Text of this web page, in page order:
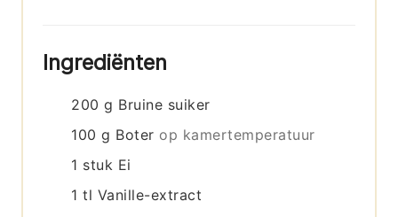
Ingrediënten
200 g Bruine suiker
100 g Boter op kamertemperatuur
1 stuk Ei
1 tl Vanille-extract